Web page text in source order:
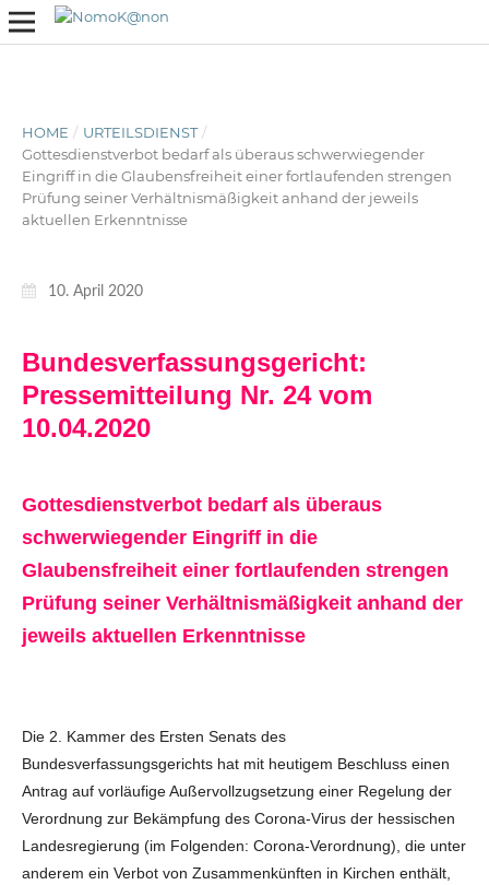
HOME / URTEILSDIENST /
Gottesdienstverbot bedarf als überaus schwerwiegender
Eingriff in die Glaubensfreiheit einer fortlaufenden strengen
Prüfung seiner Verhältnismäßigkeit anhand der jeweils
aktuellen Erkenntnisse
10. April 2020
Bundesverfassungsgericht:
Pressemitteilung Nr. 24 vom
10.04.2020
Gottesdienstverbot bedarf als überaus
schwerwiegender Eingriff in die
Glaubensfreiheit einer fortlaufenden strengen
Prüfung seiner Verhältnismäßigkeit anhand der
jeweils aktuellen Erkenntnisse
Die 2. Kammer des Ersten Senats des
Bundesverfassungsgerichts hat mit heutigem Beschluss einen
Antrag auf vorläufige Außervollzugsetzung einer Regelung der
Verordnung zur Bekämpfung des Corona-Virus der hessischen
Landesregierung (im Folgenden: Corona-Verordnung), die unter
anderem ein Verbot von Zusammenkünften in Kirchen enthält,